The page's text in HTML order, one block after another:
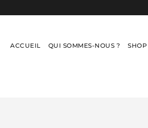
ACCUEIL QUI SOMMES-NOUS ? SHOP